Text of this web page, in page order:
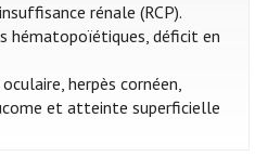
rénale (RCP).
hématopoïétiques, déficit en
herpès cornéen,
et atteinte superficielle